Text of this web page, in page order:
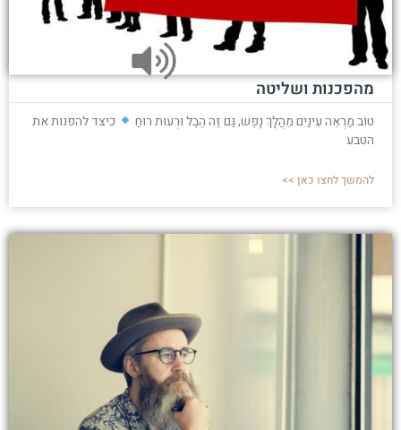
מהפכנות ושליטה
טוֹב מַרְאֵה עֵינַיִם מֵהֲלָךְ נָפֶשׁ, גַּם זֶה הֶבֶל וּרְעוּת רוּחַ
כיצד להפנות את
הטבע
להמשך לחצו כאן >>